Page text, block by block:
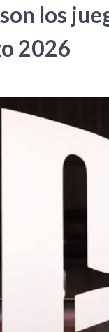
los
2026